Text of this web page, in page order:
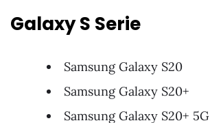
Galaxy S Serie
Samsung Galaxy S20
Samsung Galaxy S20+
Samsung Galaxy S20+ 5G